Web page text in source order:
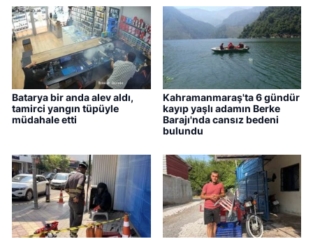
Batarya bir anda alev aldı,
tamirci yangın tüpüyle
müdahale etti
Kahramanmaraş'ta 6 gündür
kayıp yaşlı adamın Berke
Barajı'nda cansız bedeni
bulundu